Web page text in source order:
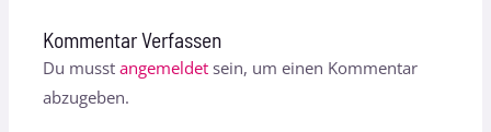
Kommentar Verfassen
Du musstangemeldet sein, um einen Kommentar
abzugeben.